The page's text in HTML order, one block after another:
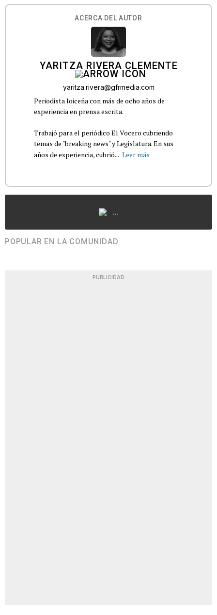
ACERCA DEL AUTOR
YARITZA RIVERA CLEMENTE
yaritza.rivera@gfrmedia.com
Periodista loiceña con más de ocho años de
experiencia en prensa escrita.
Trabajó para el periódico El Vocero cubriendo
temas de "breaking news" y Legislatura. En sus
años de experiencia, cubrió... Leer más
...
POPULAR EN LA COMUNIDAD
PUBLICIDAD